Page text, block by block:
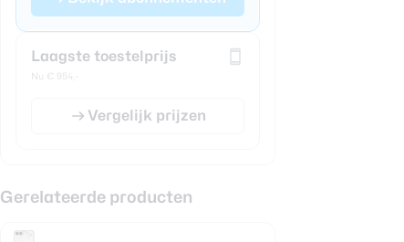
Laagste toestelprijs
Nu € 954,-
Vergelijk prijzen
Gerelateerde producten